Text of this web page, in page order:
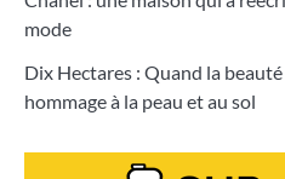
mode
Dix Hectares : Quand la
hommage à la peau et au sol